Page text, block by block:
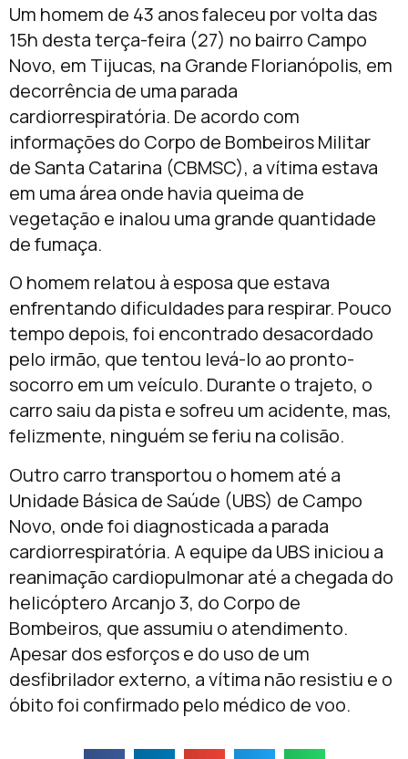
Um homem de 43 anos faleceu por volta das
15h desta terça-feira (27) no bairro Campo
Novo, em Tijucas, na Grande Florianópolis, em
decorrência de uma parada
cardiorrespiratória. De acordo com
informações do Corpo de Bombeiros Militar
de Santa Catarina (CBMSC), a vítima estava
em uma área onde havia queima de
vegetação e inalou uma grande quantidade
de fumaça.
O homem relatou à esposa que estava
enfrentando dificuldades para respirar. Pouco
tempo depois, foi encontrado desacordado
pelo irmão, que tentou levá-lo ao pronto-
socorro em um veículo. Durante o trajeto, o
carro saiu da pista e sofreu um acidente, mas,
felizmente, ninguém se feriu na colisão.
Outro carro transportou o homem até a
Unidade Básica de Saúde (UBS) de Campo
Novo, onde foi diagnosticada a parada
cardiorrespiratória. A equipe da UBS iniciou a
reanimação cardiopulmonar até a chegada do
helicóptero Arcanjo 3, do Corpo de
Bombeiros, que assumiu o atendimento.
Apesar dos esforços e do uso de um
desfibrilador externo, a vítima não resistiu e o
óbito foi confirmado pelo médico de voo.